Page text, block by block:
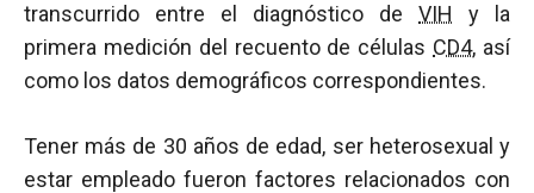
transcurrido entre el diagnóstico de VIH y la
primera medición del recuento de células CD4, así
como los datos demográficos correspondientes.
Tener más de 30 años de edad, ser heterosexual y
estar empleado fueron factores relacionados con